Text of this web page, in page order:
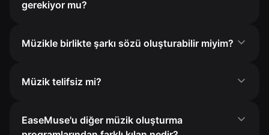
gerekiyor mu?
Müzikle birlikte şarkı sözü oluşturabilir miyim?
Müzik telifsiz mi?
EaseMuse'u diğer müzik oluşturma